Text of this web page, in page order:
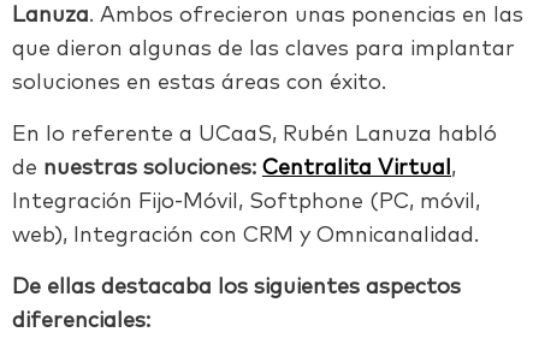
Lanuza. Ambos ofrecieron unas ponencias en las
que dieron algunas de las claves para implantar
soluciones en estas áreas con éxito.
En lo referente a UCaaS, Rubén Lanuza habló
de nuestras soluciones: Centralita Virtual ,
Integración Fijo-Móvil, Softphone (PC, móvil,
web), Integración con CRM y Omnicanalidad.
De ellas destacaba los siguientes aspectos
diferenciales: